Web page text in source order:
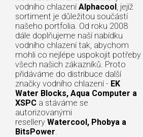
vodního chlazení Alphacool, jejíž
sortiment je důležitou součástí
našeho portfolia. Od roku 2008
dále doplňujeme naší nabídku
vodního chlazení tak, abychom
mohli co nejlépe uspokojit potřeby
všech našich zákazníků. Proto
přidáváme do distribuce další
značky vodního chlazení - EK
Water Blocks, Aqua Computer a
XSPC a stáváme se
autorizovanými
resellery Watercool, Phobya a
BitsPower.